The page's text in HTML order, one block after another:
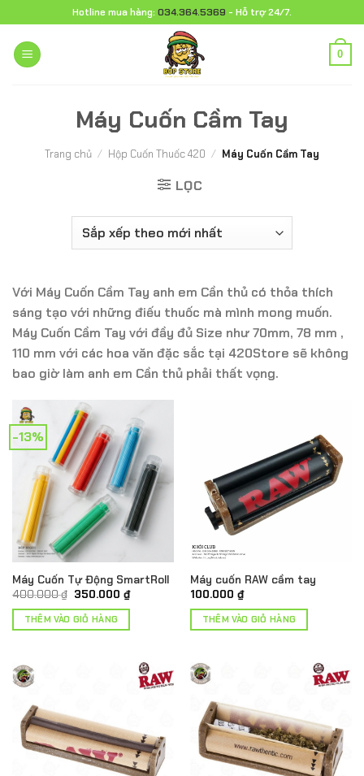
đến
nội
dung
Hotline mua hàng: 034.364.5369 - Hỗ trợ 24/7.
0
Máy Cuốn Cầm Tay
Trang chủ / Hộp Cuốn Thuốc 420 / Máy Cuốn Cầm Tay
LỌC
Với Máy Cuốn Cầm Tay anh em Cần thủ có thỏa thích
sáng tạo với những điếu thuốc mà mình mong muốn.
Máy Cuốn Cầm Tay với đầy đủ Size như 70mm, 78 mm ,
110 mm với các hoa văn đặc sắc tại 420Store sẽ không
bao giờ làm anh em Cần thủ phải thất vọng.
-13%
Máy Cuốn Tự Động SmartRoll
400.000₫ Giá
là:
400.000 ₫.
350.000 ₫Giá
hiện
THÊM VÀO GIỎ HÀNG
Máy cuốn RAW cầm tay
100.000 ₫
THÊM VÀO GIỎ HÀNG